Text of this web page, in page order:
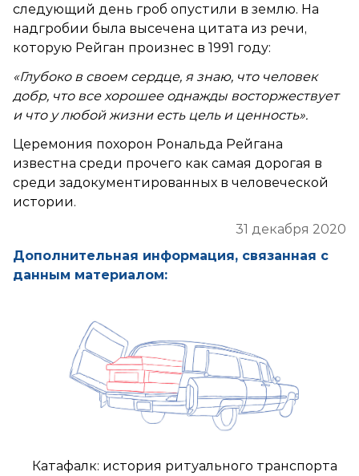
следующий день гроб опустили в землю. На
надгробии была высечена цитата из речи,
которую Рейган произнес в 1991 году:
«Глубоко в своем сердце, я знаю, что человек
добр, что все хорошее однажды восторжествует
и что у любой жизни есть цель и ценность».
Церемония похорон Рональда Рейгана
известна среди прочего как самая дорогая в
среди задокументированных в человеческой
истории.
31 декабря 2020
Дополнительная информация, связанная с
данным материалом:
Катафалк: история ритуального транспорта